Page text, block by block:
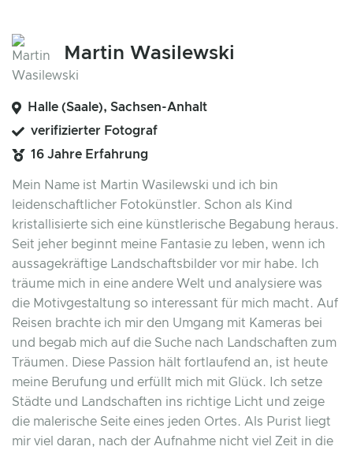
Martin Wasilewski
Halle (Saale), Sachsen-Anhalt
verifizierter Fotograf
16 Jahre Erfahrung
Mein Name ist Martin Wasilewski und ich bin
leidenschaftlicher Fotokünstler. Schon als Kind
kristallisierte sich eine künstlerische Begabung heraus.
Seit jeher beginnt meine Fantasie zu leben, wenn ich
aussagekräftige Landschaftsbilder vor mir habe. Ich
träume mich in eine andere Welt und analysiere was
die Motivgestaltung so interessant für mich macht. Auf
Reisen brachte ich mir den Umgang mit Kameras bei
und begab mich auf die Suche nach Landschaften zum
Träumen. Diese Passion hält fortlaufend an, ist heute
meine Berufung und erfüllt mich mit Glück. Ich setze
Städte und Landschaften ins richtige Licht und zeige
die malerische Seite eines jeden Ortes. Als Purist liegt
mir viel daran, nach der Aufnahme nicht viel Zeit in die